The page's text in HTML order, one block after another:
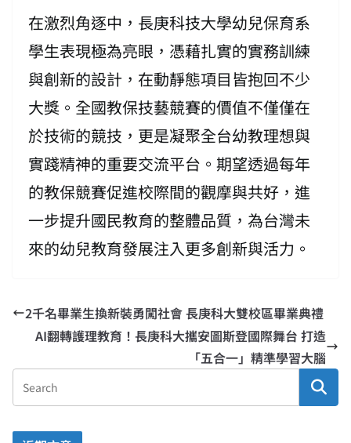
在激烈角逐中，長庚科技大學幼兒保育系
學生表現極為亮眼，憑藉扎實的實務訓練
與創新的設計，在動靜態項目皆抱回不少
大獎。全國教保技藝競賽的價值不僅僅在
於技術的競技，更是凝聚全台幼教理想與
實踐精神的重要交流平台。期望透過每年
的教保競賽促進校際間的觀摩與共好，進
一步提升國民教育的整體品質，為台灣未
來的幼兒教育發展注入更多創新與活力。
2千名畢業生換新裝勇闖社會 長庚科大雙校區畢業典禮
AI翻轉護理教育！長庚科大攜安圖斯登國際舞台 打造
「五合一」精準學習大腦